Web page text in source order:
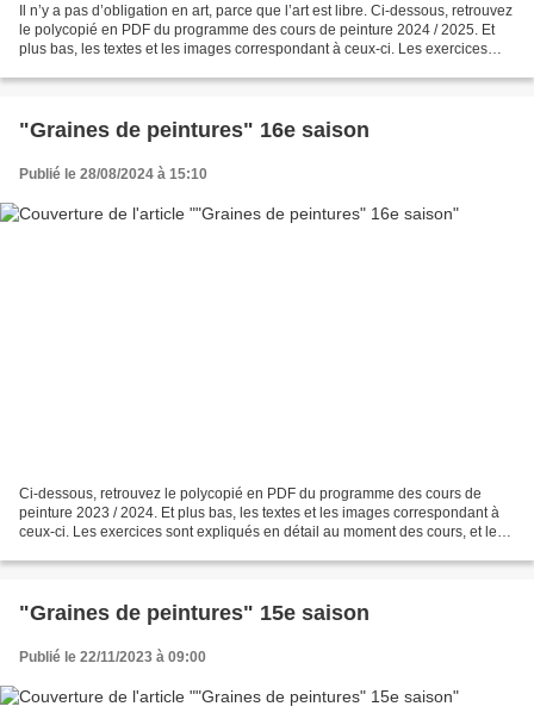
Il n’y a pas d’obligation en art, parce que l’art est libre. Ci-dessous, retrouvez
le polycopié en PDF du programme des cours de peinture 2024 / 2025. Et
plus bas, les textes et les images correspondant à ceux-ci. Les exercices
"Graines de peintures" 16e saison
Publié le 28/08/2024 à 15:10
Ci-dessous, retrouvez le polycopié en PDF du programme des cours de
peinture 2023 / 2024. Et plus bas, les textes et les images correspondant à
ceux-ci. Les exercices sont expliqués en détail au moment des cours, et leur
"Graines de peintures" 15e saison
Publié le 22/11/2023 à 09:00